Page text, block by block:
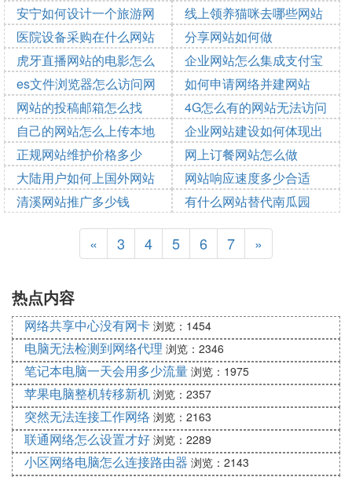
么关系2023-08-27 12:41:21
程有哪些
2023-08-27 12:39:51
安宁如何设计一个旅游网
站的首页
2023-08-27 12:37:48
线上领养猫咪去哪些网站
2023-08-27 12:32:55
医院设备采购在什么网站
2023-08-27 12:03:38
分享网站如何做
2023-08-27 10:52:16
虎牙直播网站的电影怎么
点播
2023-08-27 10:49:10
企业网站怎么集成支付宝
2023-08-27 10:43:24
es文件浏览器怎么访问网
站
2023-08-27 10:41:27
如何申请网络并建网站
2023-08-27 09:39:26
网站的投稿邮箱怎么找
2023-08-27 09:01:09
4G怎么有的网站无法访问
2023-08-27 08:08:48
自己的网站怎么上传本地
电影
2023-08-27 08:07:06
企业网站建设如何体现出
它的价值
2023-08-27 07:16:04
正规网站维护价格多少
2023-08-27 07:03:04
网上订餐网站怎么做
2023-08-27 06:41:35
大陆用户如何上国外网站
2023-08-27 05:11:39
网站响应速度多少合适
2023-08-27 04:03:19
清溪网站推广多少钱
2023-08-27 03:30:38
有什么网站替代南瓜园
2023-08-27 03:23:56
« 3 4 5 6 7 »
热点内容
网络共享中心没有网卡 浏览：1454
电脑无法检测到网络代理 浏览：2346
笔记本电脑一天会用多少流量 浏览：1975
苹果电脑整机转移新机 浏览：2357
突然无法连接工作网络 浏览：2163
联通网络怎么设置才好 浏览：2289
小区网络电脑怎么连接路由器 浏览：2143